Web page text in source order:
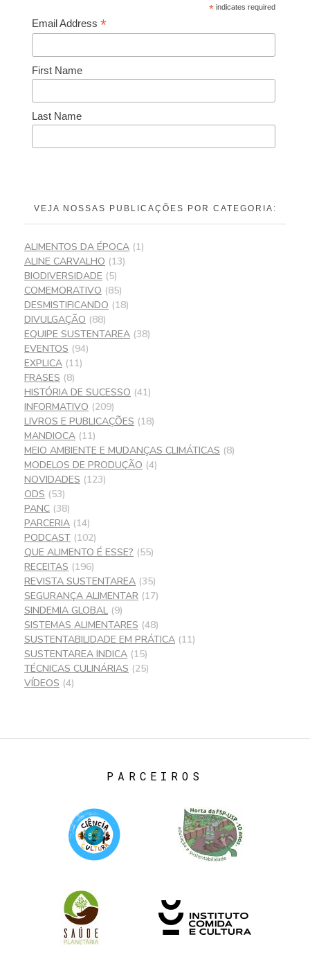
* indicates required
Email Address*
First Name
Last Name
VEJA NOSSAS PUBLICAÇÕES POR CATEGORIA:
ALIMENTOS DA ÉPOCA (1)
ALINE CARVALHO (13)
BIODIVERSIDADE (5)
COMEMORATIVO (85)
DESMISTIFICANDO (18)
DIVULGAÇÃO (88)
EQUIPE SUSTENTAREA (38)
EVENTOS (94)
EXPLICA (11)
FRASES (8)
HISTÓRIA DE SUCESSO (41)
INFORMATIVO (209)
LIVROS E PUBLICAÇÕES (18)
MANDIOCA (11)
MEIO AMBIENTE E MUDANÇAS CLIMÁTICAS (8)
MODELOS DE PRODUÇÃO (4)
NOVIDADES (123)
ODS (53)
PANC (38)
PARCERIA (14)
PODCAST (102)
QUE ALIMENTO É ESSE? (55)
RECEITAS (196)
REVISTA SUSTENTAREA (35)
SEGURANÇA ALIMENTAR (17)
SINDEMIA GLOBAL (9)
SISTEMAS ALIMENTARES (48)
SUSTENTABILIDADE EM PRÁTICA (11)
SUSTENTAREA INDICA (15)
TÉCNICAS CULINÁRIAS (25)
VÍDEOS (4)
PARCEIROS